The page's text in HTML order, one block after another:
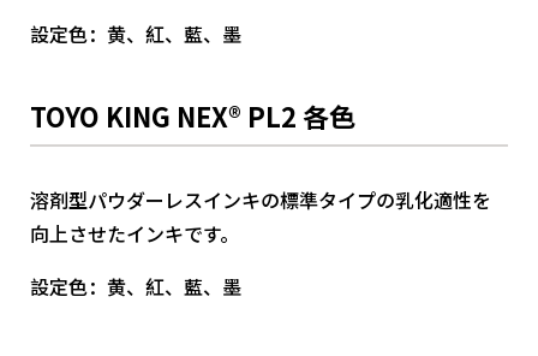
設定色：黄、紅、藍、墨
TOYO KING NEX® PL2 各色
溶剤型パウダーレスインキの標準タイプの乳化適性を
向上させたインキです。
設定色：黄、紅、藍、墨